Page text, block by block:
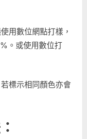
用數位網點打樣，
。或使用數位打
標示相同顏色亦會